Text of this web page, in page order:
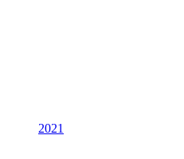
2021